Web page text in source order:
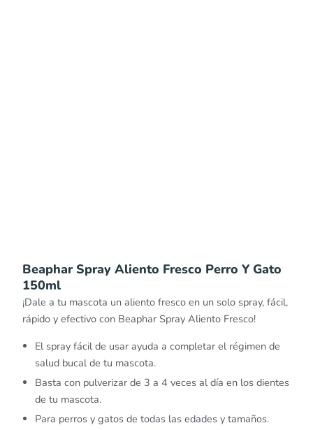
Beaphar Spray Aliento Fresco Perro Y Gato
150ml
¡Dale a tu mascota un aliento fresco en un solo spray, fácil,
rápido y efectivo con Beaphar Spray Aliento Fresco!
El spray fácil de usar ayuda a completar el régimen de
salud bucal de tu mascota.
Basta con pulverizar de 3 a 4 veces al día en los dientes
de tu mascota.
Para perros y gatos de todas las edades y tamaños.